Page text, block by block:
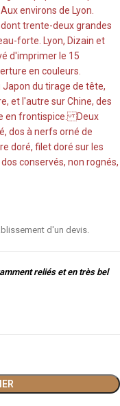
environs de Lyon.
trente-deux grandes
forte. Lyon, Dizain et
d'imprimer le 15
en couleurs.
Japon du tirage de tête,
et l'autre sur Chine, des
en frontispice. Deux
dos à nerfs orné de
doré, filet doré sur les
conservés, non rognés,
d'un devis.
reliés et en très bel